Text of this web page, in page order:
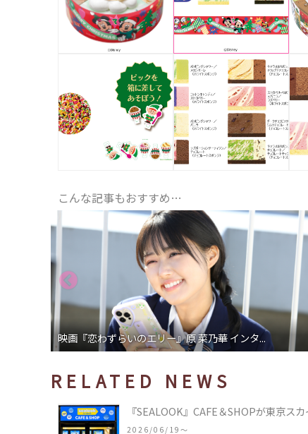
こんな記事もおすすめ…
映画『恋わずらいのエリー』原 菜乃華 インタ...
RELATED NEWS
『SEALOOK』CAFE＆SHOPが東京ス
2026/06/19〜